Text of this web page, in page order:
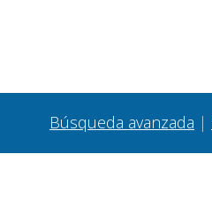
Búsqueda avanzada |